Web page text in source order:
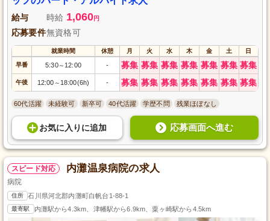
給与 時給 1,060円
応募要件無資格可
就業時間 休憩 月 火 水 木 金 土 日
早番 5:30～ 12:00 - 募集 募集 募集 募集 募集 募集 募集
午後 12:00 ～ 18:00(6h) - 募集 募集 募集 募集 募集 募集 募集
60代活躍 未経験可 新卒可 40代活躍 学歴不問 残業ほぼなし
お気に入り に追加 応募画面へ進む
スピード対応 内灘温泉病院の求人
病院
住所 石川県河北郡内灘町白帆台1-88-1
最寄駅 内灘駅から4.3km、津幡駅から6.9km、粟ヶ崎駅から4.5km